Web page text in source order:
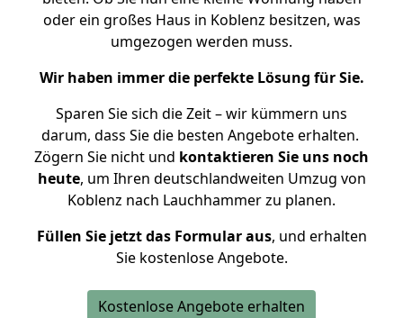
oder ein großes Haus in Koblenz besitzen, was
umgezogen werden muss.
Wir haben immer die perfekte Lösung für Sie.
Sparen Sie sich die Zeit – wir kümmern uns
darum, dass Sie die besten Angebote erhalten.
Zögern Sie nicht und kontaktieren Sie uns noch
heute, um Ihren deutschlandweiten Umzug von
Koblenz nach Lauchhammer zu planen.
Füllen Sie jetzt das Formular aus, und erhalten
Sie kostenlose Angebote.
Kostenlose Angebote erhalten